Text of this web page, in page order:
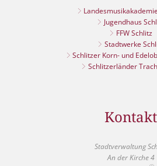
Jugendhaus
FFW Schlitz
Stadtwerke
Schlitzer Korn- und
Schlitzerländer
Kontakt
Stadtverwaltung
An der Kirche 4